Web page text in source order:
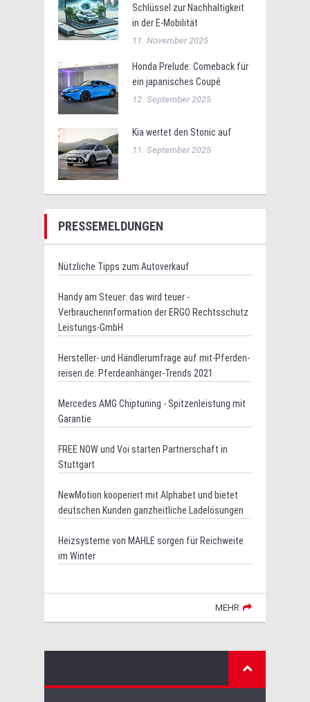
Schlüssel zur Nachhaltigkeit
in der E-Mobilität
11. November 2025
Honda Prelude: Comeback für
ein japanisches Coupé
12. September 2025
Kia wertet den Stonic auf
11. September 2025
PRESSEMELDUNGEN
Nützliche Tipps zum Autoverkauf
Handy am Steuer: das wird teuer -
Verbraucherinformation der ERGO Rechtsschutz
Leistungs-GmbH
Hersteller- und Händlerumfrage auf mit-Pferden-
reisen.de: Pferdeanhänger-Trends 2021
Mercedes AMG Chiptuning - Spitzenleistung mit
Garantie
FREE NOW und Voi starten Partnerschaft in
Stuttgart
NewMotion kooperiert mit Alphabet und bietet
deutschen Kunden ganzheitliche Ladelösungen
Heizsysteme von MAHLE sorgen für Reichweite
im Winter
MEHR